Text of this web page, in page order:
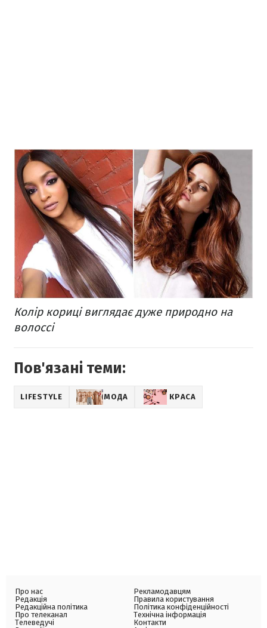
Колір кориці виглядає дуже природно на
волоссі
Пов'язані теми:
LIFESTYLE МОДА КРАСА
Про нас
Редакція
Редакційна політика
Про телеканал
Телеведучі
Рекламодавцям
Правила користування
Політика конфіденційності
Технічна інформація
Контакти